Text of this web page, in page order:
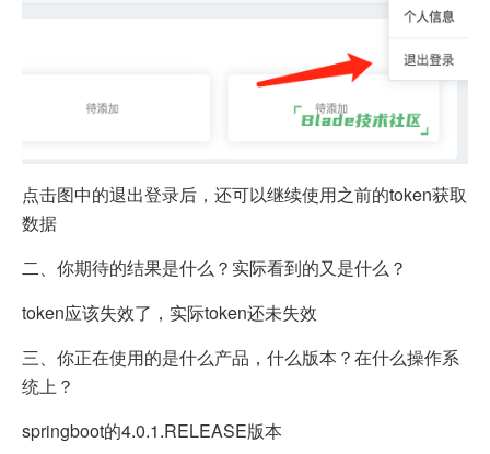
点击图中的退出登录后，还可以继续使用之前的token获取
数据
二、你期待的结果是什么？实际看到的又是什么？
token应该失效了，实际token还未失效
三、你正在使用的是什么产品，什么版本？在什么操作系
统上？
springboot的4.0.1.RELEASE版本